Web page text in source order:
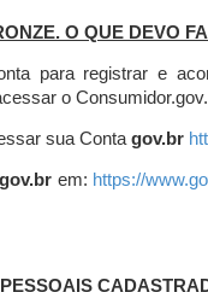
O QUE DEVO
para registrar e
o
sua Conta gov.br
gov.br em: https://